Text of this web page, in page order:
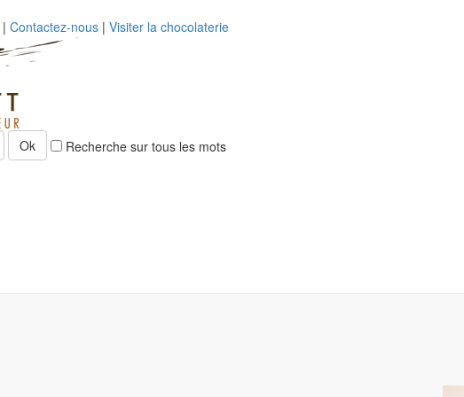
| Contactez-nous | Visiter la chocolaterie
Ok
Recherche sur tous les mots